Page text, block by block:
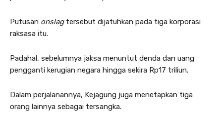
Putusan onslagtersebut dijatuhkan pada tiga korporasi
raksasa itu.
Padahal, sebelumnya jaksa menuntut denda dan uang
pengganti kerugian negara hingga sekira Rp17 triliun.
Dalam perjalanannya, Kejagung juga menetapkan tiga
orang lainnya sebagai tersangka.